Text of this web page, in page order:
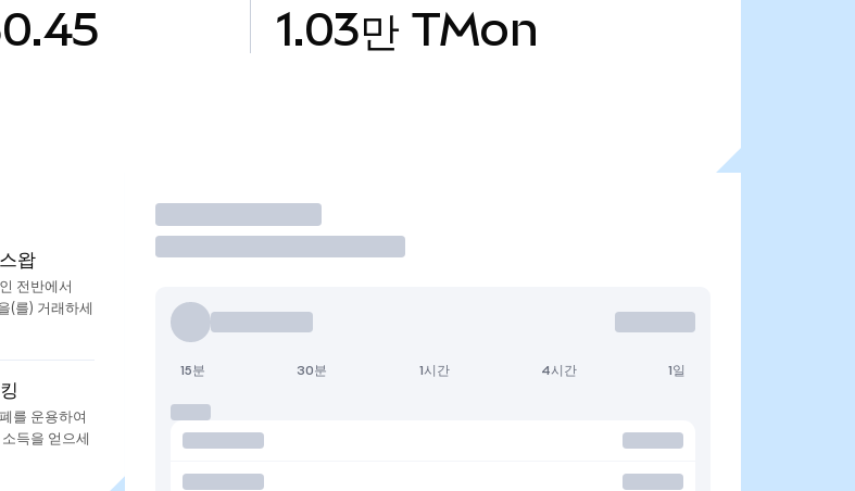
1.03만 TMon
왑
전반에서
(를) 거래하세
를 운용하여
득을 얻으세
거래
15분 30분 1시간 4시간 1일